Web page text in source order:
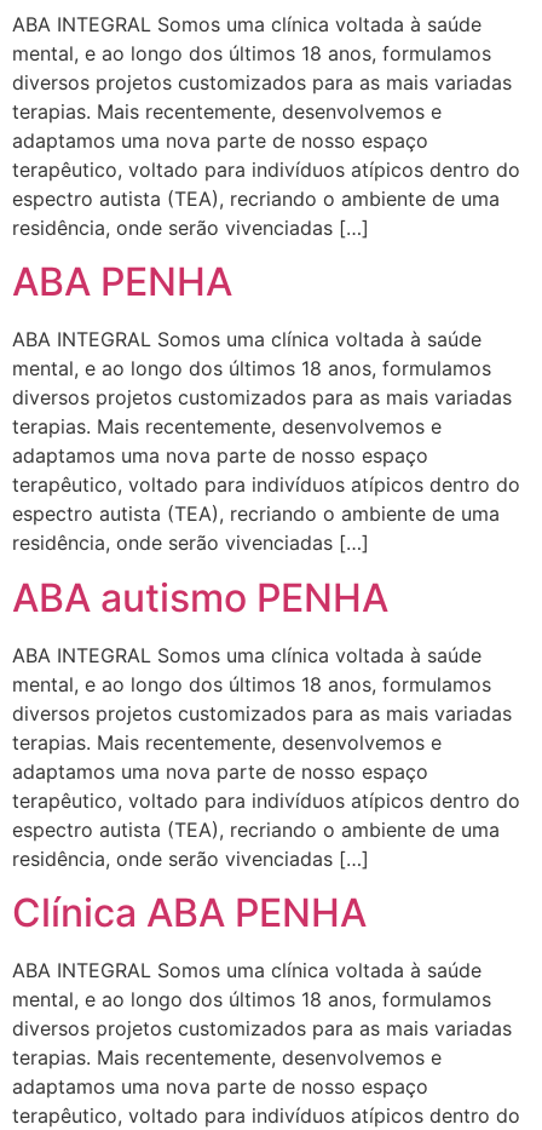
ABA INTEGRAL Somos uma clínica voltada à saúde
mental, e ao longo dos últimos 18 anos, formulamos
diversos projetos customizados para as mais variadas
terapias. Mais recentemente, desenvolvemos e
adaptamos uma nova parte de nosso espaço
terapêutico, voltado para indivíduos atípicos dentro do
espectro autista (TEA), recriando o ambiente de uma
residência, onde serão vivenciadas […]
ABA PENHA
ABA INTEGRAL Somos uma clínica voltada à saúde
mental, e ao longo dos últimos 18 anos, formulamos
diversos projetos customizados para as mais variadas
terapias. Mais recentemente, desenvolvemos e
adaptamos uma nova parte de nosso espaço
terapêutico, voltado para indivíduos atípicos dentro do
espectro autista (TEA), recriando o ambiente de uma
residência, onde serão vivenciadas […]
ABA autismo PENHA
ABA INTEGRAL Somos uma clínica voltada à saúde
mental, e ao longo dos últimos 18 anos, formulamos
diversos projetos customizados para as mais variadas
terapias. Mais recentemente, desenvolvemos e
adaptamos uma nova parte de nosso espaço
terapêutico, voltado para indivíduos atípicos dentro do
espectro autista (TEA), recriando o ambiente de uma
residência, onde serão vivenciadas […]
Clínica ABA PENHA
ABA INTEGRAL Somos uma clínica voltada à saúde
mental, e ao longo dos últimos 18 anos, formulamos
diversos projetos customizados para as mais variadas
terapias. Mais recentemente, desenvolvemos e
adaptamos uma nova parte de nosso espaço
terapêutico, voltado para indivíduos atípicos dentro do